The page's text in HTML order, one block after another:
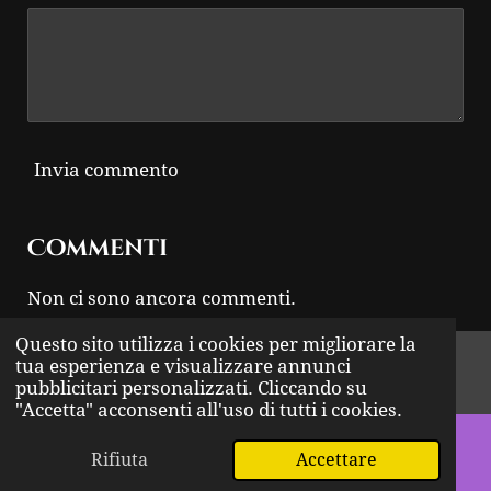
Questo sito utilizza i cookies per migliorare la
tua esperienza e visualizzare annunci
pubblicitari personalizzati. Cliccando su
"Accetta" acconsenti all'uso di tutti i cookies.
Rifiuta Accettare
Invia commento
Commenti
Non ci sono ancora commenti.
© 2024 - 2026 THUNDER ROCK
Fornito daWebador
Email WhatsApp